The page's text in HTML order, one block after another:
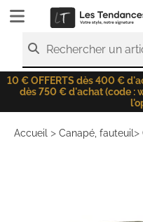
LesTendances.fr
Rechercher un
10 € OFFERTS dès 400 €
dès 750 € d'achat (code :
Accueil > Canapé, fauteuil >